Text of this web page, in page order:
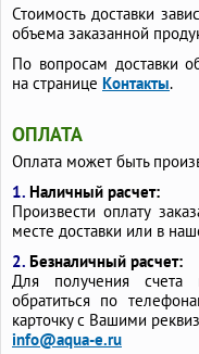
Стоимость доставки
объема заказанной
По вопросам доставки
на странице Контакты.
ОПЛАТА
Оплата может быть
1. Наличный расчет:
Произвести оплату
месте доставки или в
2. Безналичный расчет:
Для получения
обратиться по
карточку с Вашими
info@aqua-e.ru